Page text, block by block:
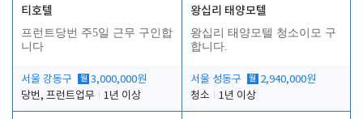
티호텔
프런트당번 주5일 근무 구인합
니다
서울 강동구 월 3,000,000원
당번, 프런트업무
1년 이상
왕십리 태양모텔
왕십리 태양모텔 청소이모 구
합니다.
서울 성동구 월 2,940,000원
청소
1년 이상